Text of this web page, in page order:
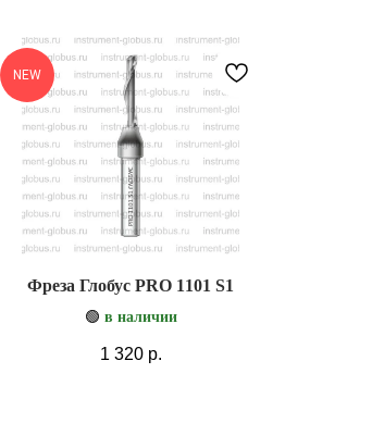
NEW
Фреза Глобус PRO 1101 S1
🟢 в наличии
1 320 р.